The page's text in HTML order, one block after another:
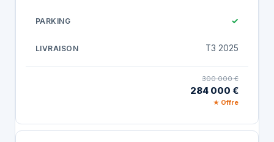
✓
T3 2025
300 000 €
284 000 €
★ Offre